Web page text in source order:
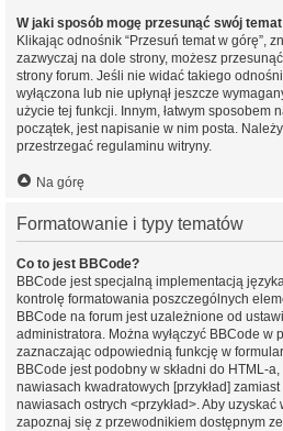
W jaki sposób mogę przesunąć swój
Klikając odnośnik “Przesuń temat w górę”,
zazwyczaj na dole strony, możesz
strony forum. Jeśli nie widać takiego
wyłączona lub nie upłynął jeszcze
użycie tej funkcji. Innym, łatwym sposobem
początek, jest napisanie w nim posta.
przestrzegać regulaminu witryny.
Na górę
Formatowanie i typy tematów
Co to jest BBCode?
BBCode jest specjalną implementacją
kontrolę formatowania poszczególnych
BBCode na forum jest uzależnione od
administratora. Można wyłączyć BBCode w
zaznaczając odpowiednią funkcję w
BBCode jest podobny w składni do HTML-
nawiasach kwadratowych [przykład]
nawiasach ostrych <przykład>. Aby
zapoznaj się z przewodnikiem dostępnym